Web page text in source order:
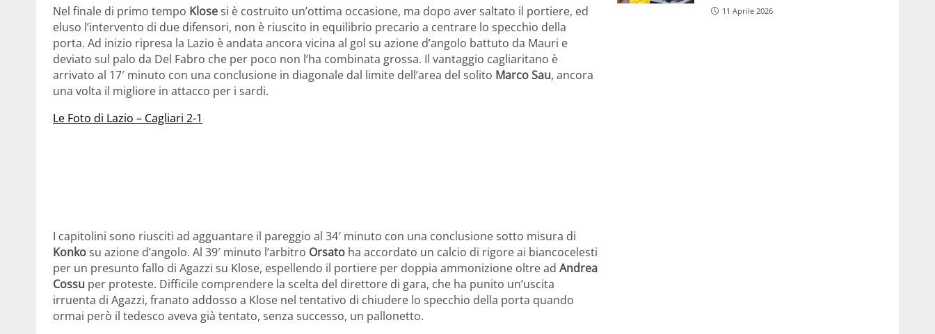
Nel finale di primo tempo Klosesi è costruito un’ottima occasione, ma dopo aver saltato il portiere, ed
eluso l’intervento di due difensori, non è riuscito in equilibrio precario a centrare lo specchio della
porta. Ad inizio ripresa la Lazio è andata ancora vicina al gol su azione d’angolo battuto da Mauri e
deviato sul palo da Del Fabro che per poco non l’ha combinata grossa. Il vantaggio cagliaritano è
arrivato al 17′ minuto con una conclusione in diagonale dal limite dell’area del solito Marco Sau, ancora
una volta il migliore in attacco per i sardi.
Le Foto di Lazio – Cagliari 2-1
I capitolini sono riusciti ad agguantare il pareggio al 34′ minuto con una conclusione sotto misura di
Konkosu azione d’angolo. Al 39′ minuto l’arbitro Orsato ha accordato un calcio di rigore ai biancocelesti
per un presunto fallo di Agazzi su Klose, espellendo il portiere per doppia ammonizione oltre ad Andrea
Cossu per proteste. Difficile comprendere la scelta del direttore di gara, che ha punito un’uscita
irruenta di Agazzi, franato addosso a Klose nel tentativo di chiudere lo specchio della porta quando
ormai però il tedesco aveva già tentato, senza successo, un pallonetto.
11 Aprile 2026